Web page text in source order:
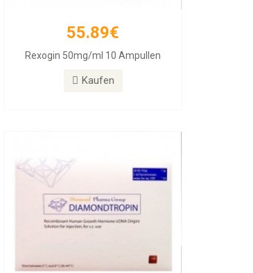
55.89€
Rexogin 50mg/ml 10 Ampullen
Kaufen
257.11€
Diamondtropin